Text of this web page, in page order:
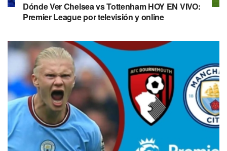
Dónde Ver Chelsea vs Tottenham HOY EN VIVO:
Premier League por televisión y online